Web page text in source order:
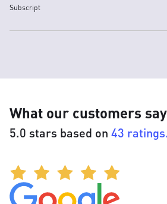
Subscript
What our customers
5.0 stars based on 43 ratings.